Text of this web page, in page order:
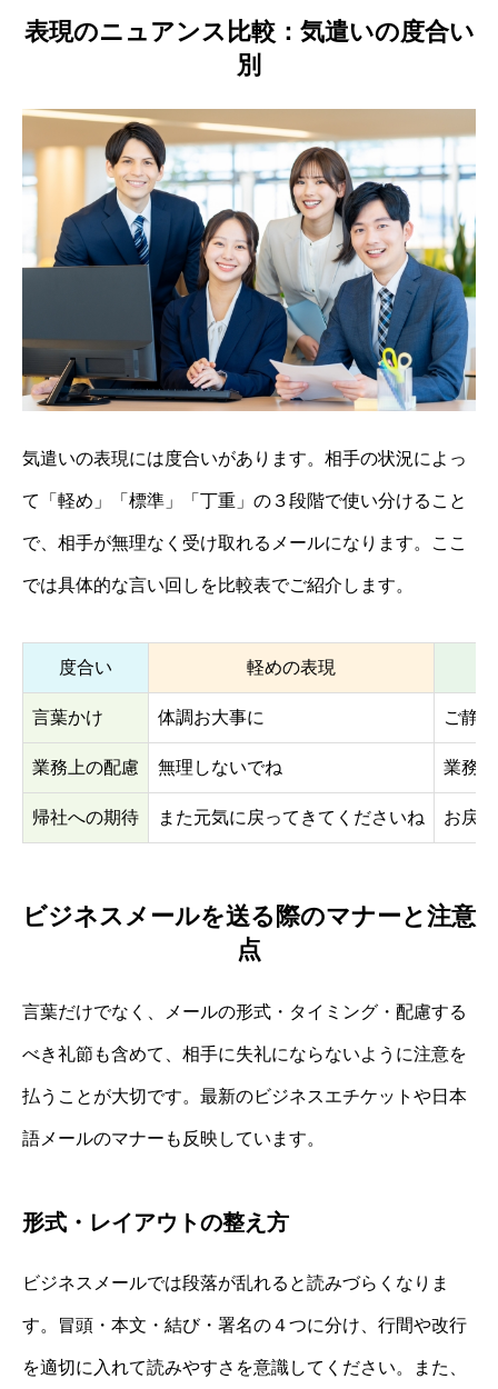
表現のニュアンス比較：気遣いの度合い
別
気遣いの表現には度合いがあります。相手の状況によっ
て「軽め」「標準」「丁重」の３段階で使い分けること
で、相手が無理なく受け取れるメールになります。ここ
では具体的な言い回しを比較表でご紹介します。
度合い 軽めの表現
言葉かけ 体調お大事に ご静
業務上の配慮 無理しないでね 業務
帰社への期待 また元気に戻ってきてくださいね お戻
ビジネスメールを送る際のマナーと注意
点
言葉だけでなく、メールの形式・タイミング・配慮する
べき礼節も含めて、相手に失礼にならないように注意を
払うことが大切です。最新のビジネスエチケットや日本
語メールのマナーも反映しています。
形式・レイアウトの整え方
ビジネスメールでは段落が乱れると読みづらくなりま
す。冒頭・本文・結び・署名の４つに分け、行間や改行
を適切に入れて読みやすさを意識してください。また、